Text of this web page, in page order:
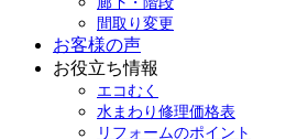
間取り変更
お客様の声
お役立ち情報
エコむく
水まわり修理価格表
リフォームのポイント